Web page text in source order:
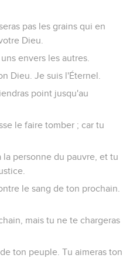
pas les grains qui en
Dieu.
envers les autres.
Dieu. Je suis l'Éternel.
point jusqu'au
le faire tomber ; car tu
personne du pauvre, et tu
le sang de ton prochain.
mais tu ne te chargeras
ton peuple. Tu aimeras ton